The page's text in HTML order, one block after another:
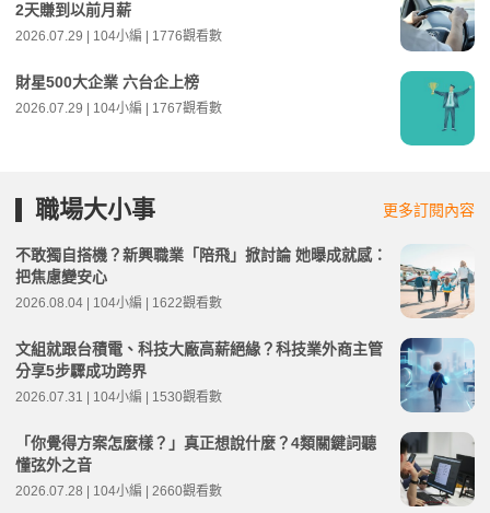
2天賺到以前月薪
2026.07.29 | 104小編 | 1776觀看數
財星500大企業 六台企上榜
2026.07.29 | 104小編 | 1767觀看數
職場大小事 更多訂閱內容
不敢獨自搭機？新興職業「陪飛」掀討論 她曝成就感：
把焦慮變安心
2026.08.04 | 104小編 | 1622觀看數
文組就跟台積電、科技大廠高薪絕緣？科技業外商主管
分享5步驟成功跨界
2026.07.31 | 104小編 | 1530觀看數
「你覺得方案怎麼樣？」真正想說什麼？4類關鍵詞聽
懂弦外之音
2026.07.28 | 104小編 | 2660觀看數